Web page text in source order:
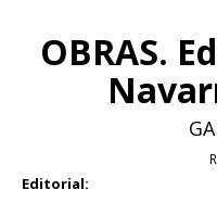
OBRAS.
Editorial: